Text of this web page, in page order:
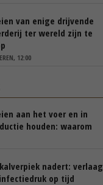
van enige drijvende
ter wereld zijn te
12:00
aan het voer en in
houden: waarom
belangrijk
nadert: verlaag
op tijd